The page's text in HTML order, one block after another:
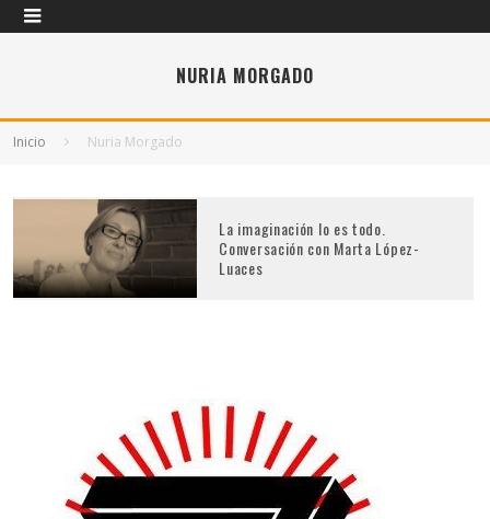
NURIA MORGADO
Inicio Nuria Morgado
La imaginación lo es todo.
Conversación con Marta López-
Luaces